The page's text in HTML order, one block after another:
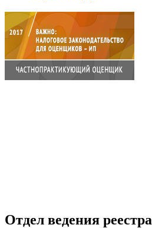
Отдел ведения реестра